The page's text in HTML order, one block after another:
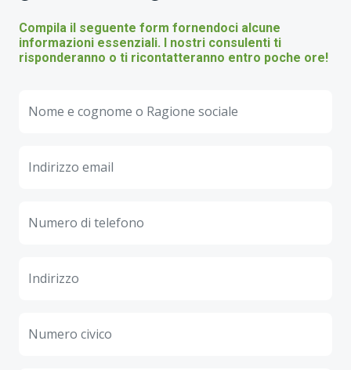
Compila il seguente form fornendoci alcune
informazioni essenziali. I nostri consulenti ti
risponderanno o ti ricontatteranno entro poche ore!